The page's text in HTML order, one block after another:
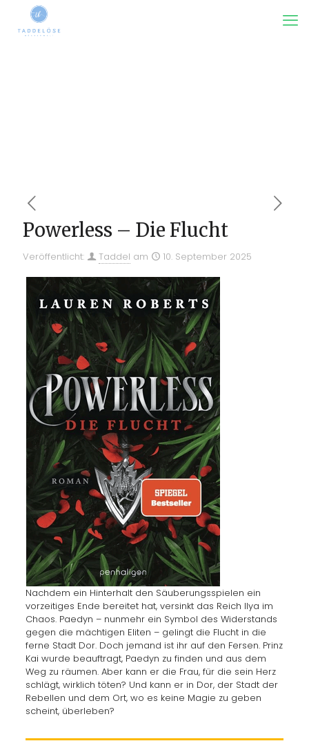
Powerless – Die Flucht
Veröffentlicht: Taddel am 10. September 2025
Nachdem ein Hinterhalt den Säuberungsspielen ein
vorzeitiges Ende bereitet hat, versinkt das Reich Ilya im
Chaos. Paedyn – nunmehr ein Symbol des Widerstands
gegen die mächtigen Eliten – gelingt die Flucht in die
ferne Stadt Dor. Doch jemand ist ihr auf den Fersen. Prinz
Kai wurde beauftragt, Paedyn zu finden und aus dem
Weg zu räumen. Aber kann er die Frau, für die sein Herz
schlägt, wirklich töten? Und kann er in Dor, der Stadt der
Rebellen und dem Ort, wo es keine Magie zu geben
scheint, überleben?